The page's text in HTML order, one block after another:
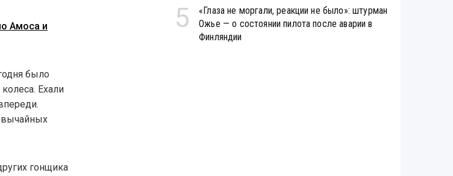
Амоса и
было
Ехали
гонщика
5
«Глаза не моргали, реакции не было»: штурман
Ожье — о состоянии пилота после аварии в
Финляндии